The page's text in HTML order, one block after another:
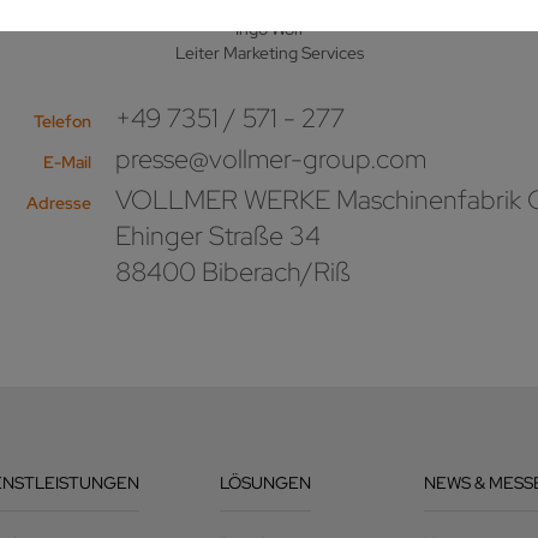
Ingo Wolf
Leiter Marketing Services
Telefon +49 7351 / 571 - 277
E-Mail presse@vollmer-group.com
Adresse
VOLLMER WERKE Maschinenfabrik
Ehinger Straße 34
88400 Biberach/Riß
LÖSUNGEN NEWS &